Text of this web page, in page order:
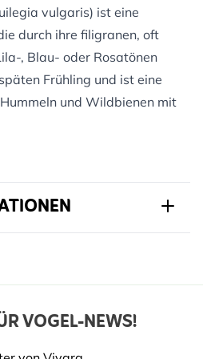
vulgaris) ist eine
durch ihre filigranen, oft
, Blau- oder Rosatönen
Frühling und ist eine
und Wildbienen mit
Böden und gedeiht
zuverlässig selbst aus und
Bestände.
vor allem für langrüsselige
Bauerngärten
Kwekerij Verhoeven
147 mm
VOGEL-NEWS!